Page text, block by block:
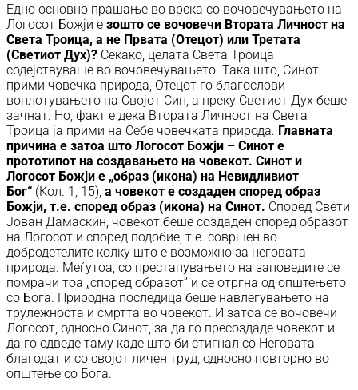
Едно основно прашање во врска со вочовечувањето на
Логосот Божји е зошто се вочовечи Втората Личност на
Света Троица, а не Првата (Отецот) или Третата
(Светиот Дух)? Секако, целата Света Троица
содејствуваше во вочовечувањето. Така што, Синот
прими човечка природа, Отецот го благослови
воплотувањето на Својот Син, а преку Светиот Дух беше
зачнат. Но, факт е дека Втората Личност на Света
Троица ја прими на Себе човечката природа. Главната
причина е затоа што Логосот Божји – Синот е
прототипот на создавањето на човекот. Синот и
Логосот Божји е „образ (икона) на Невидливиот
Бог“ (Кол. 1, 15), а човекот е создаден според образ
Божји, т.е. според образ (икона) на Синот. Според Свети
Јован Дамаскин, човекот беше создаден според образот
на Логосот и според подобие, т.е. совршен во
добродетелите колку што е возможно за неговата
природа. Меѓутоа, со престапувањето на заповедите се
помрачи тоа „според образот“ и се отргна од општењето
со Бога. Природна последица беше навлегувањето на
трулежноста и смртта во човекот. И затоа се вочовечи
Логосот, односно Синот, за да го пресоздаде човекот и
да го одведе таму каде што би стигнал со Неговата
благодат и со својот личен труд, односно повторно во
општење со Бога.